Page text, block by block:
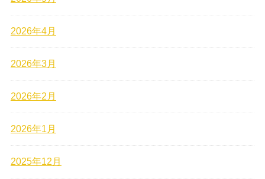
2026年4月
2026年3月
2026年2月
2026年1月
2025年12月